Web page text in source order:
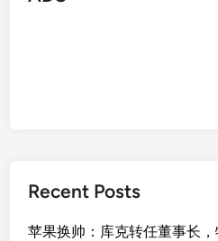
Recent Posts
苹果换帅：库克转任董事长